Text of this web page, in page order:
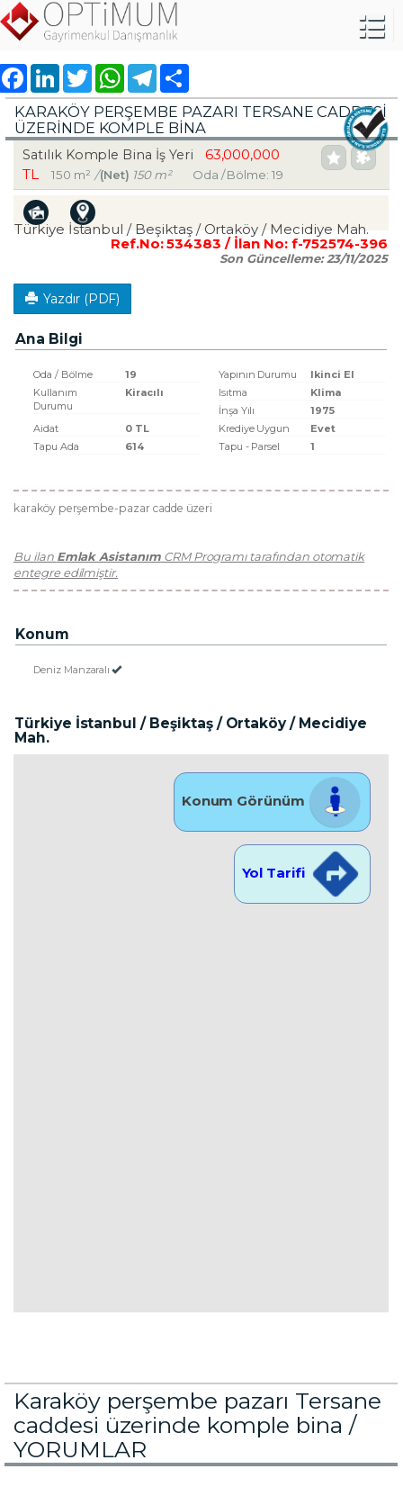
FacebookLinkedInTwitter WhatsAppTelegram
KARAKÖY PERŞEMBE PAZARI TERSANE CADDESI
ÜZERINDE KOMPLE BINA
Satılık Komple Bina İş Yeri
63,000,000
TL
150 m² /(Net) 150 m² Oda / Bölme: 19
Türkiye İstanbul / Beşiktaş/ Ortaköy / Mecidiye Mah.
Ref.No:534383 / İlan No: f-752574-396
Son Güncelleme:23/11/2025
Yazdır (PDF)
Ana Bilgi
Oda / Bölme 19 Yapının Durumu
Ikinci El
Kullanım
Durumu
Kiracılı Isıtma
Klima
İnşa Yılı
1975
Aidat
0 TL Krediye Uygun
Evet
Tapu Ada
614 Tapu - Parsel 1
karaköy perşembe-pazar cadde üzeri
Bu ilan Emlak AsistanımCRM Programı tarafından otomatik
entegre edilmiştir.
Konum
Deniz Manzaralı
Türkiye İstanbul / Beşiktaş/ Ortaköy/ Mecidiye
Mah.
Konum Görünüm
Yol Tarifi
Karaköy perşembe pazarı Tersane
caddesi üzerinde komple bina /
YORUMLAR